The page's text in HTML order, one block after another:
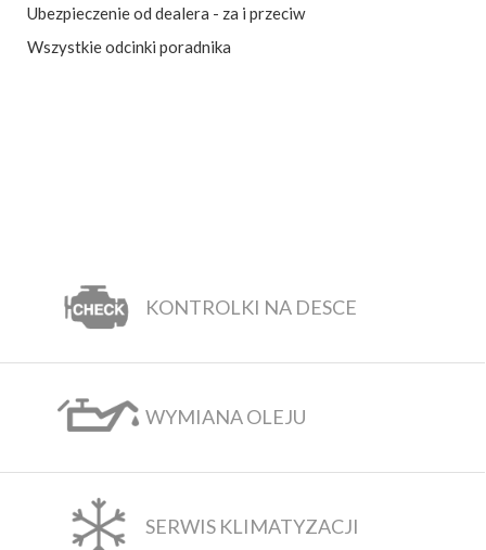
Ubezpieczenie od dealera - za i przeciw
Wszystkie odcinki poradnika
KONTROLKI NA DESCE
WYMIANA OLEJU
SERWIS KLIMATYZACJI